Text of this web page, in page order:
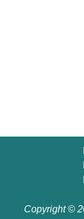
Copyright ©